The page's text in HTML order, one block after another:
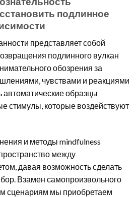
подлинное
представляет собой
подлинного вулкан
обозрения за
чувствами и реакциями
автоматические образцы
стимулы, которые воздействуют
и методы mindfulness
между
давая возможность сделать
Взамен самопроизвольного
сценариям мы приобретаем